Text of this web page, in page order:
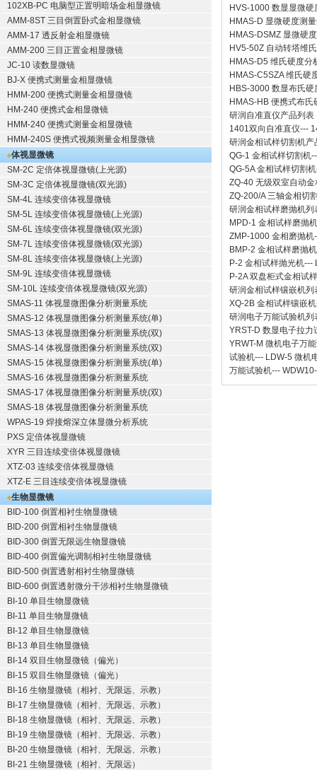
102XB-PC 电脑型正置明暗场金相显微镜
AMM-8ST 三目倒置卧式金相显微镜
AMM-17 透反射金相显微镜
AMM-200 三目正置金相显微镜
JC-10 读数显微镜
BJ-X 便携式测量金相显微镜
HMM-200 便携式测量金相显微镜
HM-240 便携式金相显微镜
HMM-240 便携式测量金相显微镜
HMM-240S 便携式视频测量金相显微镜
体视显微镜
SM-2C 定倍体视显微镜(上光源)
SM-3C 定倍体视显微镜(双光源)
SM-4L 连续变倍体视显微镜
SM-5L 连续变倍体视显微镜(上光源)
SM-6L 连续变倍体视显微镜(双光源)
SM-7L 连续变倍体视显微镜(双光源)
SM-8L 连续变倍体视显微镜(上光源)
SM-9L 连续变倍体视显微镜
SM-10L 连续变倍体视显微镜(双光源)
SMAS-11 体视显微图像分析测量系统
SMAS-12 体视显微图像分析测量系统(单)
SMAS-13 体视显微图像分析测量系统(双)
SMAS-14 体视显微图像分析测量系统(双)
SMAS-15 体视显微图像分析测量系统(单)
SMAS-16 体视显微图像分析测量系统
SMAS-17 体视显微图像分析测量系统(双)
SMAS-18 体视显微图像分析测量系统
WPAS-19 焊接熔深立体显微分析系统
PXS 定倍体视显微镜
XYR 三目连续变倍体视显微镜
XTZ-03 连续变倍体视显微镜
XTZ-E 三目连续变倍体视显微镜
生物显微镜
BID-100 倒置相衬生物显微镜
BID-200 倒置相衬生物显微镜
BID-300 倒置无限远生物显微镜
BID-400 倒置偏光调制相衬生物显微镜
BID-500 倒置透射相衬生物显微镜
BID-600 倒置透射微分干涉相衬生物显微镜
BI-10 单目生物显微镜
BI-11 单目生物显微镜
BI-12 单目生物显微镜
BI-13 单目生物显微镜
BI-14 双目生物显微镜（偏光）
BI-15 双目生物显微镜（偏光）
BI-16 生物显微镜（相衬、无限远、示教）
BI-17 生物显微镜（相衬、无限远、示教）
BI-18 生物显微镜（相衬、无限远、示教）
BI-19 生物显微镜（相衬、无限远、示教）
BI-20 生物显微镜（相衬、无限远、示教）
BI-21 生物显微镜（相衬、无限远）
HVS-1000 数显显微硬
HMAS-D 显微硬度测
HMAS-DSMZ 显微硬
HV5-50Z 自动转塔维
HMAS-D5 维氏硬度分
HMAS-C5SZA 维氏硬
HBS-3000 数显布氏硬
HMAS-HB 便携式布氏
研润自准直仪产品列表
1401双向自准直仪---
研润金相试样切割机产
QG-1 金相试样切割机
QG-5A 金相试样切割机
ZQ-40 无级双室自动金
ZQ-200/A 三轴金相切
研润金相试样磨抛机列
MPD-1 金相试样磨抛机
ZMP-1000 金相磨抛机
BMP-2 金相试样磨抛机
P-2 金相试样抛光机---
P-2A 双盘柜式金相试
研润金相试样镶嵌机列
XQ-2B 金相试样镶嵌机
研润电子万能试验机列
YRST-D 数显电子拉力
YRWT-M 微机电子万
试验机--- LDW-5 微机
万能试验机---